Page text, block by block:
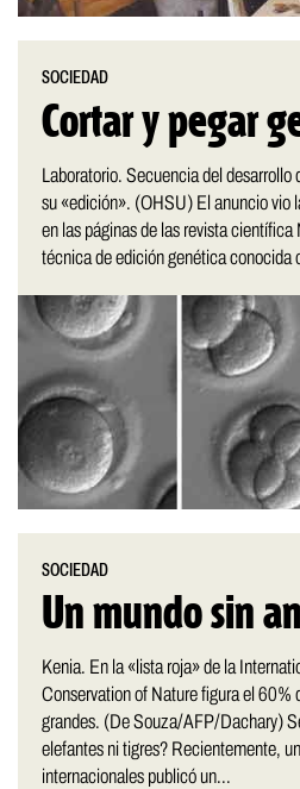
SOCIEDAD
Cortar y pegar
Laboratorio. Secuencia del desarrollo
su «edición». (OHSU) El anuncio vio
en las páginas de las revista
técnica de edición genética
SOCIEDAD
Un mundo sin
Kenia. En la «lista roja» de la
Conservation of Nature figura el 60%
grandes. (De Souza/AFP/Dachary)
elefantes ni tigres? Recientemente,
internacionales publicó un...